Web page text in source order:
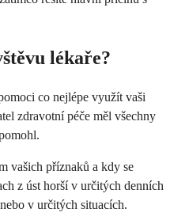
lékaře?
co nejlépe využít vaši
zdravotní péče měl všechny
vašich příznaků a kdy se
z úst horší v určitých denních
v určitých situacích.